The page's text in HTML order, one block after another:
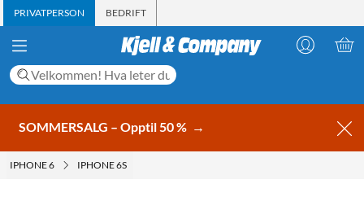
PRIVATPERSON BEDRIFT
SOMMERSALG – Opptil 50 % →
IPHONE 6 IPHONE 6S